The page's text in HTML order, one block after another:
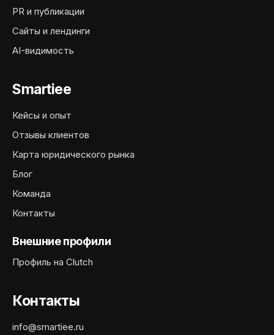
PR и публикации
Сайты и лендинги
AI-видимость
Smartiee
Кейсы и опыт
Отзывы клиентов
Карта юридического рынка
Блог
Команда
Контакты
Внешние профили
Профиль на Clutch
Контакты
info@smartiee.ru